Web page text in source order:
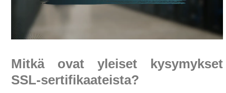
Mitkä ovat yleiset kysymykset
SSL-sertifikaateista?